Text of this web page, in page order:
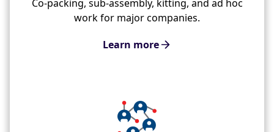
Co-packing, sub-assembly, kitting, and ad hoc
work for major companies.
Learn more